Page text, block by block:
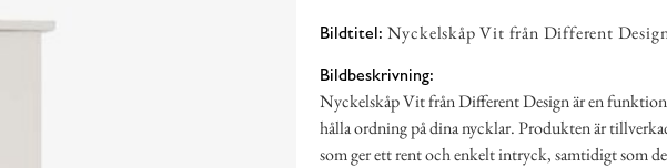
Bildtitel: Nyckelskåp Vit från Different
Bildbeskrivning:
Nyckelskåp Vit från Different Design är en
hålla ordning på dina nycklar. Produkten är
som ger ett rent och enkelt intryck, samtidigt som